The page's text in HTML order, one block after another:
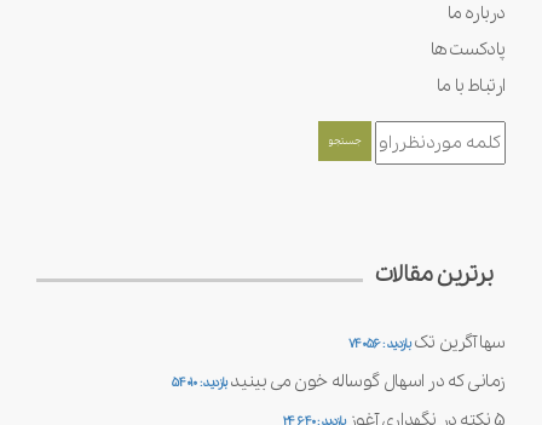
درباره ما
پادکست ها
ارتباط با ما
برترین مقالات
سها آگرین تک بازدید : 74056
زمانی که در اسهال گوساله خون می بینید بازدید : 54010
5 نکته در نگهداری آغوز